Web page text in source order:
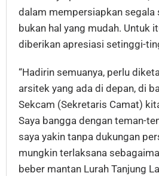
dalam mempersiapkan segala
bukan hal yang mudah. Untuk
diberikan apresiasi setinggi-
“Hadirin semuanya, perlu
arsitek yang ada di depan, di
Sekcam (Sekretaris Camat)
Saya bangga dengan teman-
saya yakin tanpa dukungan
mungkin terlaksana
beber mantan Lurah Tanjung